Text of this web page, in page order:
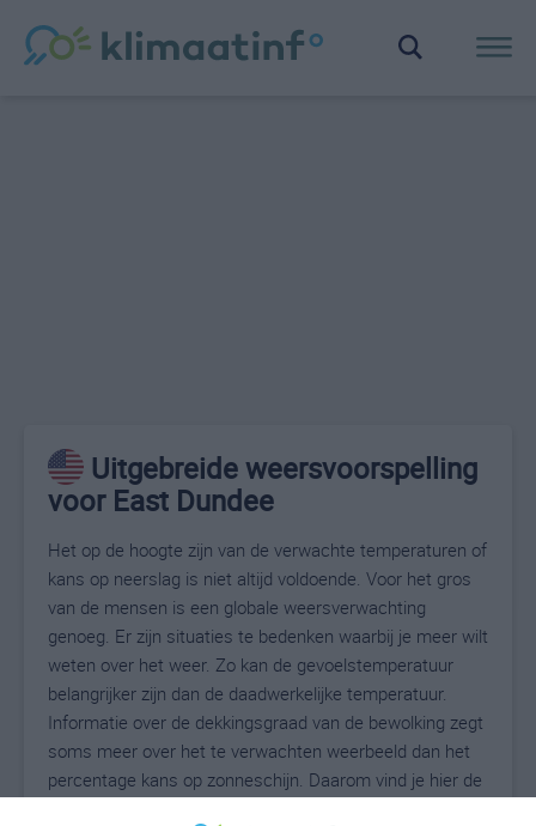
Uitgebreide weersvoorspelling
voor East Dundee
Het op de hoogte zijn van de verwachte temperaturen of
kans op neerslag is niet altijd voldoende. Voor het gros
van de mensen is een globale weersverwachting
genoeg. Er zijn situaties te bedenken waarbij je meer wilt
weten over het weer. Zo kan de gevoelstemperatuur
belangrijker zijn dan de daadwerkelijke temperatuur.
Informatie over de dekkingsgraad van de bewolking zegt
soms meer over het te verwachten weerbeeld dan het
percentage kans op zonneschijn. Daarom vind je hier de